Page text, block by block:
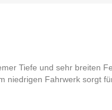
Tiefe und sehr breiten
niedrigen Fahrwerk sorgt